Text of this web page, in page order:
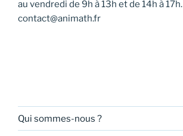
au vendredi de 9h à 13h et de 14h à 17h.
contact@animath.fr
Qui sommes-nous ?